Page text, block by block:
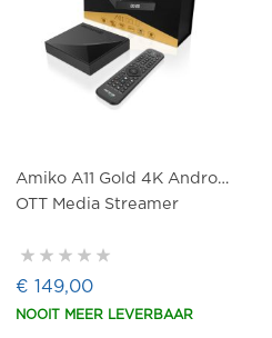
Amiko A11 Gold 4K Android
OTT Media Streamer
€ 149,00
NOOIT MEER LEVERBAAR